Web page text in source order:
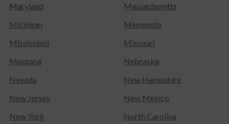
Maryland
Massachusetts
Michigan
Minnesota
Mississippi
Missouri
Montana
Nebraska
Nevada
New Hampshire
New Jersey
New Mexico
New York
North Carolina